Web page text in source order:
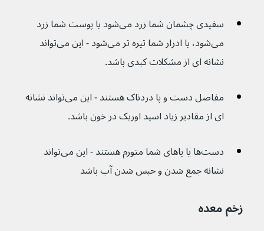
سفیدی چشمان شما زرد می‌شود یا پوست شما زرد
می‌شود، یا ادرار شما تیره تر می‌شود - این می‌تواند
نشانه ای از مشکلات کبدی باشد.
مفاصل دست و پا دردناک هستند - این می‌تواند نشانه
ای از مقادیر زیاد اسید اوریک در خون باشد.
دست‌ها یا پاهای شما متورم هستند - این می‌تواند
نشانه جمع شدن و حبس شدن آب باشد
زخم معده